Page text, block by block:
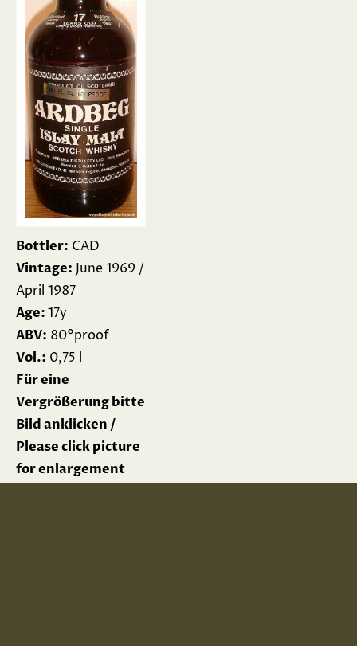
Bottler: CAD
Vintage: June 1969 /
April 1987
Age:17y
ABV: 80°proof
Vol.: 0,75 l
Für eine
Vergrößerung bitte
Bild anklicken /
Please click picture
for enlargement